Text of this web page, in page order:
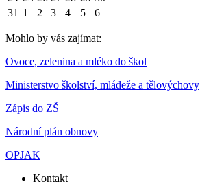
31 1 2 3 4 5 6
Mohlo by vás zajímat:
Ovoce, zelenina a mléko do škol
Ministerstvo školství, mládeže a tělovýchovy
Zápis do ZŠ
Národní plán obnovy
OPJAK
Kontakt